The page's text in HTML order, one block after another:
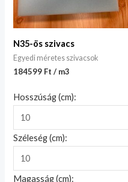
N35-ös szivacs
Egyedi méretes szivacsok
184599 Ft / m3
Hosszúság (cm):
Széleség (cm):
Magasság (cm):